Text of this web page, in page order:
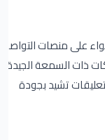
على منصات التواصل
ذات السمعة الجيدة
تشيد بجودة